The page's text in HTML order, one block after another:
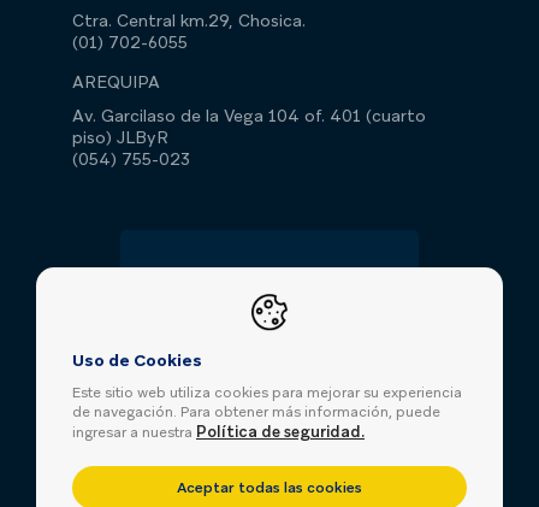
Ctra. Central km.29, Chosica.
(01) 702-6055
AREQUIPA
Av. Garcilaso de la Vega 104 of. 401 (cuarto
piso) JLByR
(054) 755-023
Libro de
Uso de Cookies
Este sitio web utiliza cookies para mejorar su experiencia
de navegación. Para obtener más información, puede
ingresar a nuestra Política de seguridad.
Aceptar todas las cookies